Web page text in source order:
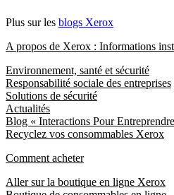
Plus sur les blogs Xerox
A propos de Xerox : Informations
Environnement, santé et sécurité
Responsabilité sociale des entreprises
Solutions de sécurité
Actualités
Blog « Interactions Pour
Recyclez vos consommables Xerox
Comment acheter
Aller sur la boutique en ligne Xerox